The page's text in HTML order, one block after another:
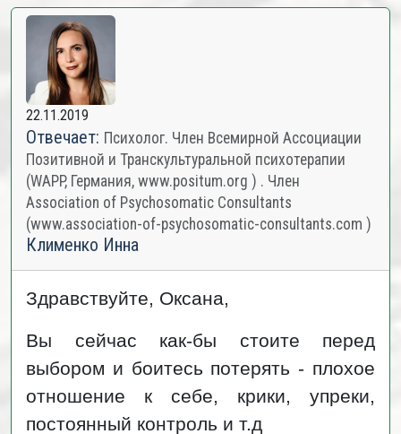
22.11.2019
Отвечает: Психолог. Член Всемирной Ассоциации
Позитивной и Транскультуральной психотерапии
(WAPP, Германия, www.positum.org ) . Член
Association of Psychosomatic Consultants
(www.association-of-psychosomatic-consultants.com )
Клименко Инна
Здравствуйте, Оксана,
Вы сейчас как-бы стоите перед
выбором и боитесь потерять - плохое
отношение к себе, крики, упреки,
постоянный контроль и т.д